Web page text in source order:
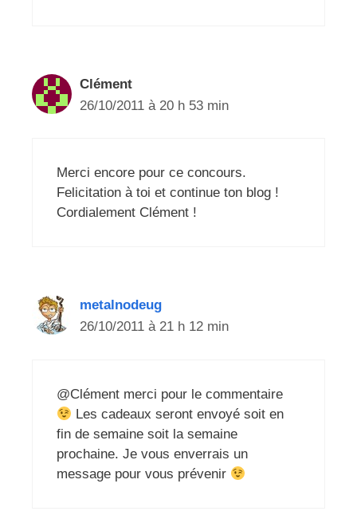
Clément
26/10/2011 à 20 h 53 min
Merci encore pour ce concours.
Felicitation à toi et continue ton blog !
Cordialement Clément !
metalnodeug
26/10/2011 à 21 h 12 min
@Clément merci pour le commentaire
Les cadeaux seront envoyé soit en
fin de semaine soit la semaine
prochaine. Je vous enverrais un
message pour vous prévenir